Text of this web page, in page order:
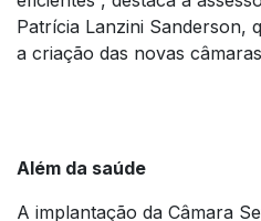
Patrícia Lanzini Sanderson,
a criação das novas
Além da saúde
A implantação da Câmara